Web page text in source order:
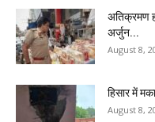
अतिक्रमण
अर्जुन...
August 8,
हिसार में
August 8,